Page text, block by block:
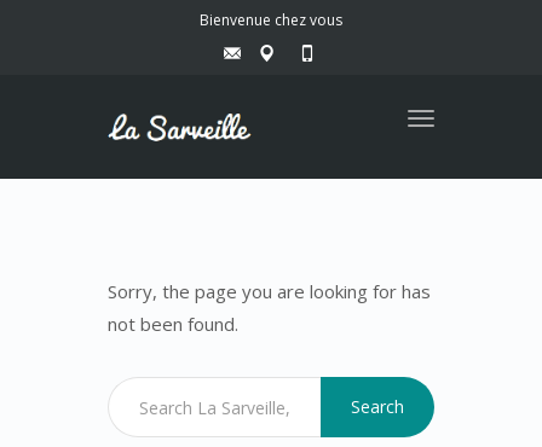
Bienvenue chez vous
Toggle
Sorry, the page you are looking for has
not been found.
Search